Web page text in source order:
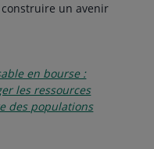
un avenir
en bourse :
les ressources
des populations